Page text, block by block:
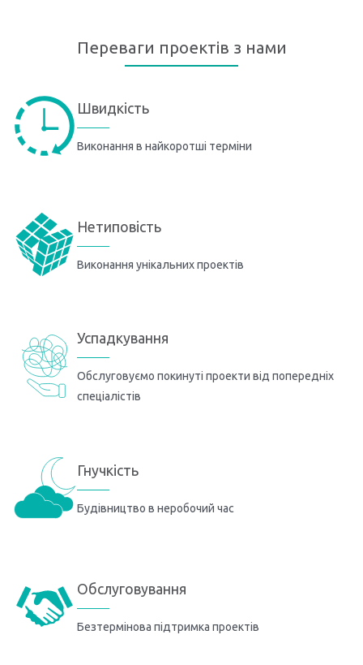
Переваги проектів з нами
Швидкість
Виконання в найкоротші терміни
Нетиповість
Виконання унікальних проектів
Успадкування
Обслуговуємо покинуті проекти від попередніх
спеціалістів
Гнучкість
Будівництво в неробочий час
Обслуговування
Безтермінова підтримка проектів